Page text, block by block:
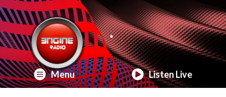
Menu Listen Live